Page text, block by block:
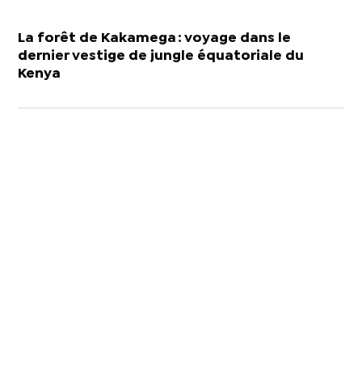
La forêt de Kakamega : voyage dans le
dernier vestige de jungle équatoriale du
Kenya